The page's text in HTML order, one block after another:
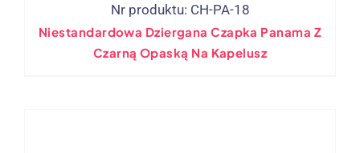
Nr produktu: CH-PA-18
Niestandardowa Dziergana Czapka Panama Z
Czarną Opaską Na Kapelusz